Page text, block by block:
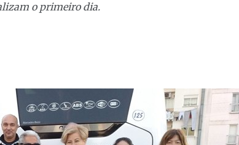
o primeiro dia.